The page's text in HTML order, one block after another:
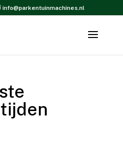
info@parkentuinmachines.nl